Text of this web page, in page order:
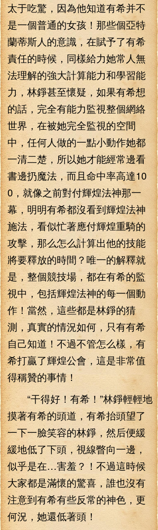
太于吃驚，因為他知道有希并不
是一個普通的女孩！那些個亞特
蘭蒂斯人的意識，在賦予了有希
責任的時候，同樣給力她常人無
法理解的強大計算能力和學習能
力，林錚甚至懷疑，如果有希想
的話，完全有能力監視整個網絡
世界，在被她完全監視的空間
中，任何人做的一點小動作她都
一清二楚，所以她才能經常邊看
書邊扔魔法，而且命中率高達10
0，就像之前對付輝煌法神那一
幕，明明有希都沒看到輝煌法神
施法，看似忙著應付輝煌重騎的
攻擊，那么怎么計算出他的技能
將要釋放的時間？唯一的解釋就
是，整個競技場，都在有希的監
視中，包括輝煌法神的每一個動
作！當然，這些都是林錚的猜
測，真實的情況如何，只有有希
自己知道！不過不管怎么樣，有
希打贏了輝煌公會，這是非常值
得稱贊的事情！
“干得好！有希！”林錚輕輕地
摸著有希的頭道，有希抬頭望了
一下一臉笑容的林錚，然后便緩
緩地低了下頭，視線瞥向一邊，
似乎是在…害羞？！不過這時候
大家都是滿懷的驚喜，誰也沒有
注意到有希有些反常的神色，更
何況，她還低著頭！